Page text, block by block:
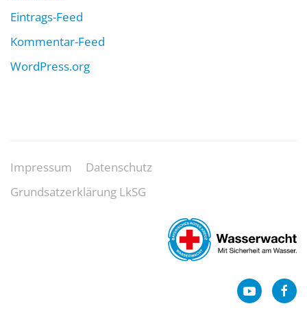
Eintrags-Feed
Kommentar-Feed
WordPress.org
Impressum
Datenschutz
Grundsatzerklärung LkSG